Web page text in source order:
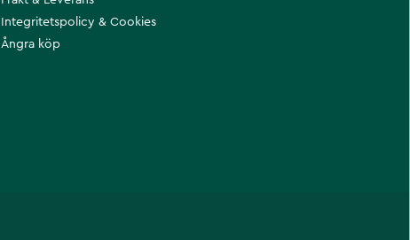
Integritetspolicy & Cookies
Ångra köp